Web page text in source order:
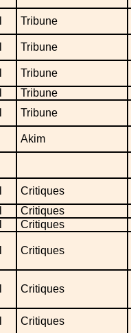
Tribune
Tribune
Tribune
Tribune
Tribune
Akim
Critiques
Critiques
Critiques
Critiques
Critiques
Critiques